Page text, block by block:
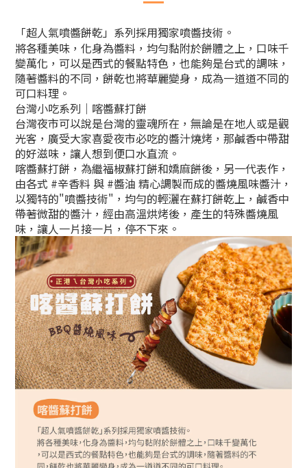
「超人氣噴醬餅乾」系列採用獨家噴醬技術。
將各種美味，化身為醬料，均勻黏附於餅體之上，口味千
變萬化，可以是西式的餐點特色，也能夠是台式的調味，
隨著醬料的不同，餅乾也將華麗變身，成為一道道不同的
可口料理。
台灣小吃系列｜喀醬蘇打餅
台灣夜市可以說是台灣的靈魂所在，無論是在地人或是觀
光客，廣受大家喜愛夜市必吃的醬汁燒烤，那鹹香中帶甜
的好滋味，讓人想到便口水直流。
喀醬蘇打餅，為繼福椒蘇打餅和嬌麻餅後，另一代表作，
由各式 #辛香料 與 #醬油 精心調製而成的醬燒風味醬汁，
以獨特的"噴醬技術"，均勻的輕灑在蘇打餅乾上，鹹香中
帶著微甜的醬汁，經由高溫烘烤後，產生的特殊醬燒風
味，讓人一片接一片，停不下來。